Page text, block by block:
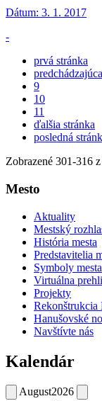
Dátum: 3. 1. 2017
-
prvá stránka
9
10
11
ďalšia stránka
posledná
Zobrazené 301-316
Mesto
Aktuality
Mestský
História mesta
Predstavitelia
Symboly mesta
Virtuálna
Projekty
Rekonštrukcia
Hanušovské
Navštívte nás
Kalendár
August2026